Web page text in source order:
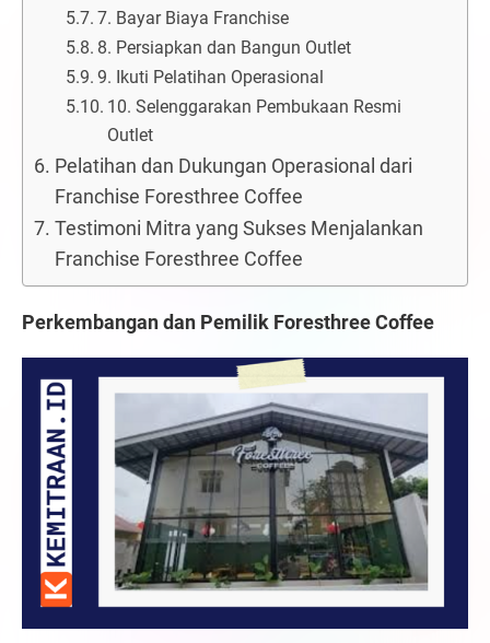
7. Bayar Biaya Franchise
8. Persiapkan dan Bangun Outlet
9. Ikuti Pelatihan Operasional
10. Selenggarakan Pembukaan Resmi
Outlet
Pelatihan dan Dukungan Operasional dari
Franchise Foresthree Coffee
Testimoni Mitra yang Sukses Menjalankan
Franchise Foresthree Coffee
Perkembangan dan Pemilik Foresthree Coffee